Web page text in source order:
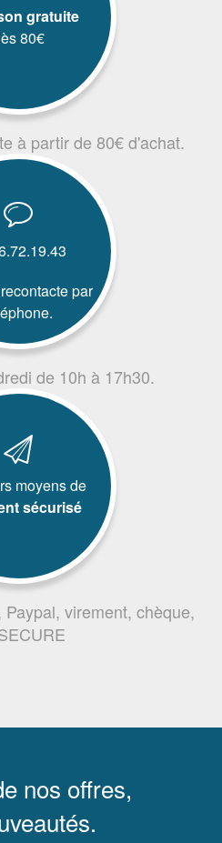
gratuite
80€
à partir de 80€ d'achat.
par
de 10h à 17h30.
moyens de
sécurisé
virement, chèque,
nos offres,